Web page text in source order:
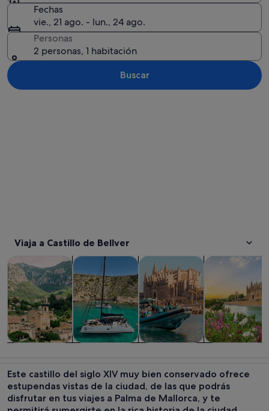
Fechas
vie., 21 ago. - lun., 24 ago.
Personas
2 personas, 1 habitación
Buscar
Viaja a Castillo de Bellver
de un día
Visitas guiadas y excursiones de un día Se abre en una
cruceros
Visitas acuáticas y cruceros Se abre en una
Actividades acuáticasSe abre
personalizadas
Visitas
Este castillo del siglo XIV muy bien conservado ofrece
estupendas vistas de la ciudad, de las que podrás
disfrutar en tus viajes a Palma de Mallorca, y te